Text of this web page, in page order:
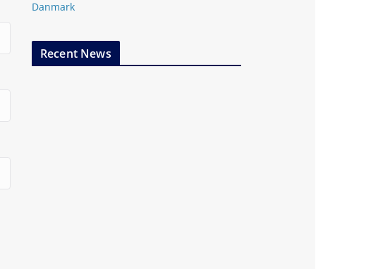
Danmark
Recent News